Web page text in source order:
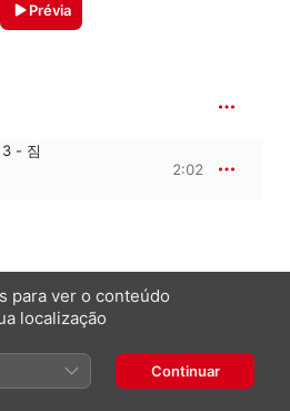
Prévia
- 짐
2:02
para ver o conteúdo
localização
Continuar